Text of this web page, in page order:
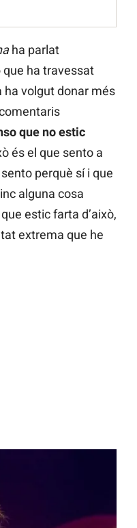
ha parlat
ha travessat
ha volgut donar més
que no estic
és el que sento a
perquè sí i que
alguna cosa
estic farta d’això,
extrema que he